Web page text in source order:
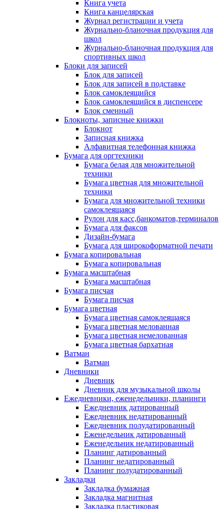
Книга учета
Книга канцелярская
Журнал регистрации и учета
Журнально-бланочная продукция для
школ
Журнально-бланочная продукция для
спортивных школ
Блоки для записей
Блок для записей
Блок для записей в подставке
Блок самоклеящийся
Блок самоклеящийся в диспенсере
Блок сменный
Блокноты, записные книжки
Блокнот
Записная книжка
Алфавитная телефонная книжка
Бумага для оргтехники
Бумага белая для множительной
техники
Бумага цветная для множительной
техники
Бумага для множительной техники
самоклеящаяся
Рулон для касс,банкоматов,терминалов
Бумага для факсов
Дизайн-бумага
Бумага для широкоформатной печати
Бумага копировальная
Бумага копировальная
Бумага масштабная
Бумага масштабная
Бумага писчая
Бумага писчая
Бумага цветная
Бумага цветная самоклеящаяся
Бумага цветная мелованная
Бумага цветная немелованная
Бумага цветная бархатная
Ватман
Ватман
Дневники
Дневник
Дневник для музыкальной школы
Ежедневники, еженедельники, планинги
Ежедневник датированный
Ежедневник недатированный
Ежедневник полудатированный
Еженедельник датированный
Еженедельник недатированный
Планинг датированный
Планинг недатированный
Планинг полудатированный
Закладки
Закладка бумажная
Закладка магнитная
Закладка пластиковая